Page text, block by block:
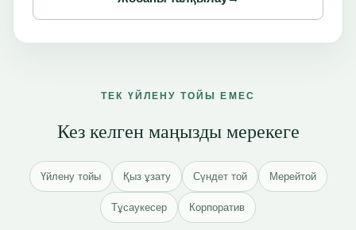
ТЕК ҮЙЛЕНУ ТОЙЫ ЕМЕС
Кез келген маңызды мерекеге
Үйлену тойы Қыз ұзату Сүндет той Мерейтой
Тұсаукесер Корпоратив